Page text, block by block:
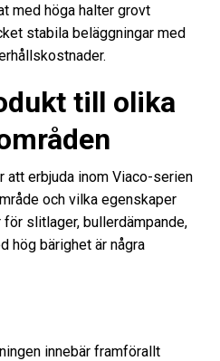
med höga halter grovt
stabila beläggningar med
till olika
att erbjuda inom Viaco-serien
och vilka egenskaper
slitlager, bullerdämpande,
hög bärighet är några
innebär framförallt